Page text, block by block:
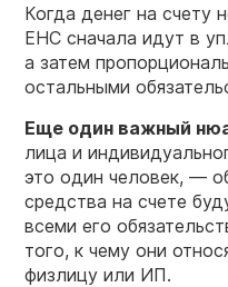
Когда денег на счету
ЕНС сначала идут в
а затем
остальными
Еще один важный
лица и
это один человек, —
средства на счете
всеми его
того, к чему они
физлицу или ИП.